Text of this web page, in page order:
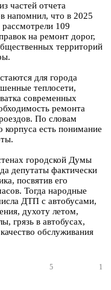
частей отчета
напомнил, что в 2025
рассмотрели 109
на ремонт дорог,
территорий
для города
теплосети,
современных
ремонта
По словам
корпуса есть понимание
городской Думы
депутаты фактически
посвятив его
Тогда народные
ДТП с автобусами,
духоту летом,
грязь в автобусах,
обслуживания
5 1